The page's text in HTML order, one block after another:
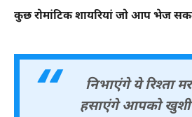
कुछ रोमांटिक शायरियां जो आप भेज
निभाएंगे ये रिश्ता
हसाएंगे आपको